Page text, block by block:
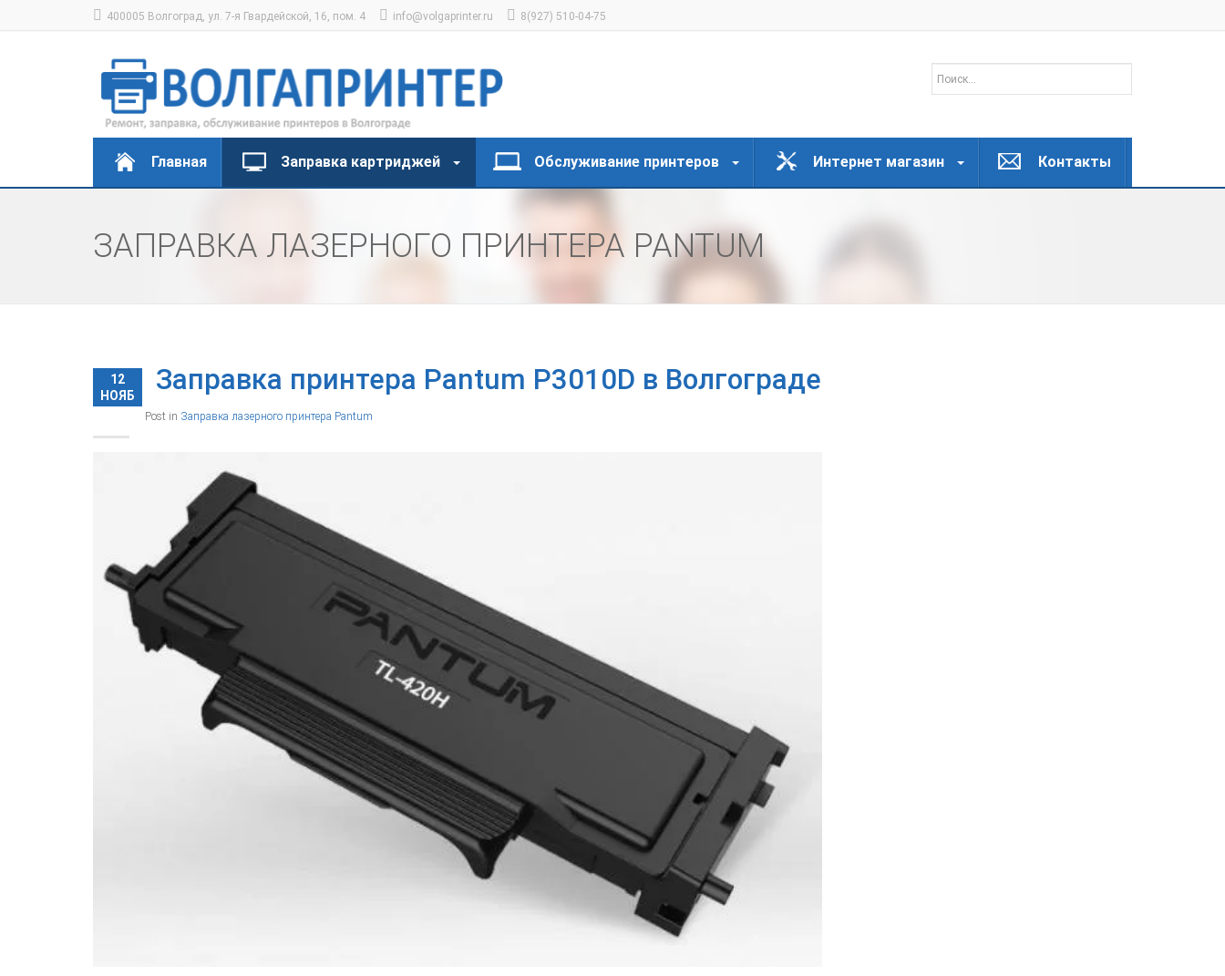
400005 Волгоград, ул. 7-я Гвардейской, 16, пом. 4 info@volgaprinter.ru 8(927) 510-04-75
Главная Заправка картриджей Обслуживание принтеров Интернет магазин Контакты
ЗАПРАВКА ЛАЗЕРНОГО ПРИНТЕРА PANTUM
12
НОЯБ
Заправка принтера Pantum P3010D в Волгограде
Post in Заправка лазерного принтера Pantum